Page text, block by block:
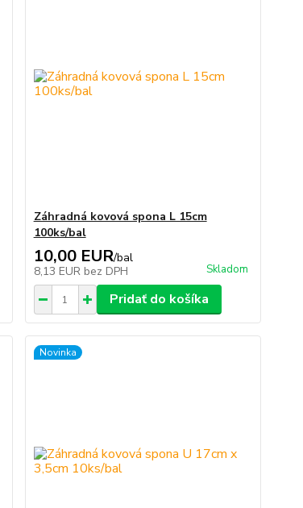
Záhradná kovová spona L 15cm
100ks/bal
10,00 EUR/bal
8,13 EUR bez DPH Skladom
Pridať do košíka
Novinka